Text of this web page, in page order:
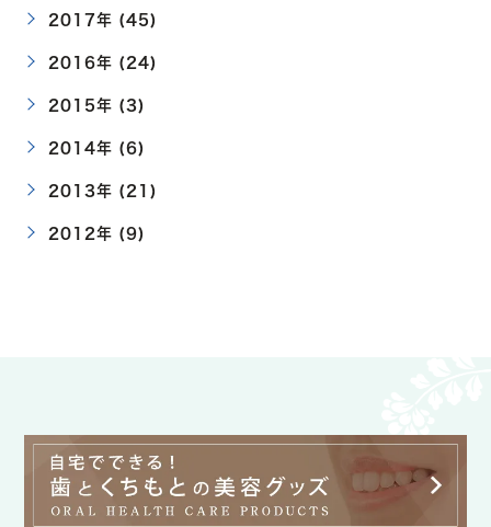
2017年 (45)
2016年 (24)
2015年 (3)
2014年 (6)
2013年 (21)
2012年 (9)